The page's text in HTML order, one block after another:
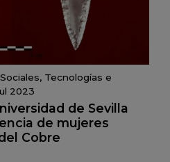
, Tecnologías e
2023
de Sevilla
de mujeres
Cobre